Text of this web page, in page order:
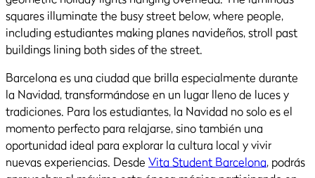
Barcelona es una ciudad que brilla especialmente durante
la Navidad, transformándose en un lugar lleno de luces y
tradiciones. Para los estudiantes, la Navidad no solo es el
momento perfecto para relajarse, sino también una
oportunidad ideal para explorar la cultura local y vivir
nuevas experiencias. Desde Vita Student Barcelona, podrás